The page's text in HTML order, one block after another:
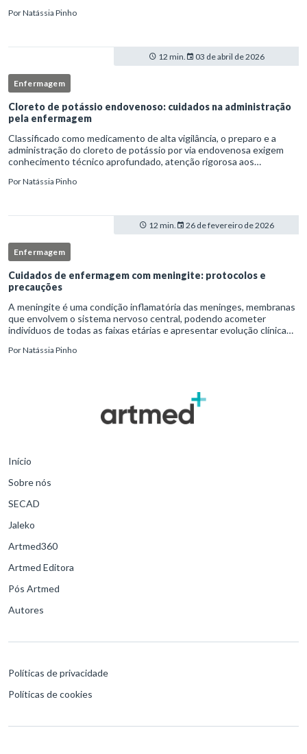
enferm
PorNatássia Pinho
12 min. 03 de abril de 2026
Enfermagem
Cloreto de potássio endovenoso: cuidados na administração
pela enfermagem
Classificado como medicamento de alta vigilância, o preparo e a
administração do cloreto de potássio por via endovenosa exigem
conhecimento técnico aprofundado, atenção rigorosa aos
enfermag
PorNatássia Pinho
12 min. 26 de fevereiro de 2026
Enfermagem
Cuidados de enfermagem com meningite: protocolos e
precauções
A meningite é uma condição inflamatória das meninges, membranas
que envolvem o sistema nervoso central, podendo acometer
indivíduos de todas as faixas etárias e apresentar evolução clínica
PorNatássia Pinho
Início
Sobre nós
SECAD
Jaleko
Artmed360
Artmed Editora
Pós Artmed
Autores
Políticas de privacidade
Políticas de cookies